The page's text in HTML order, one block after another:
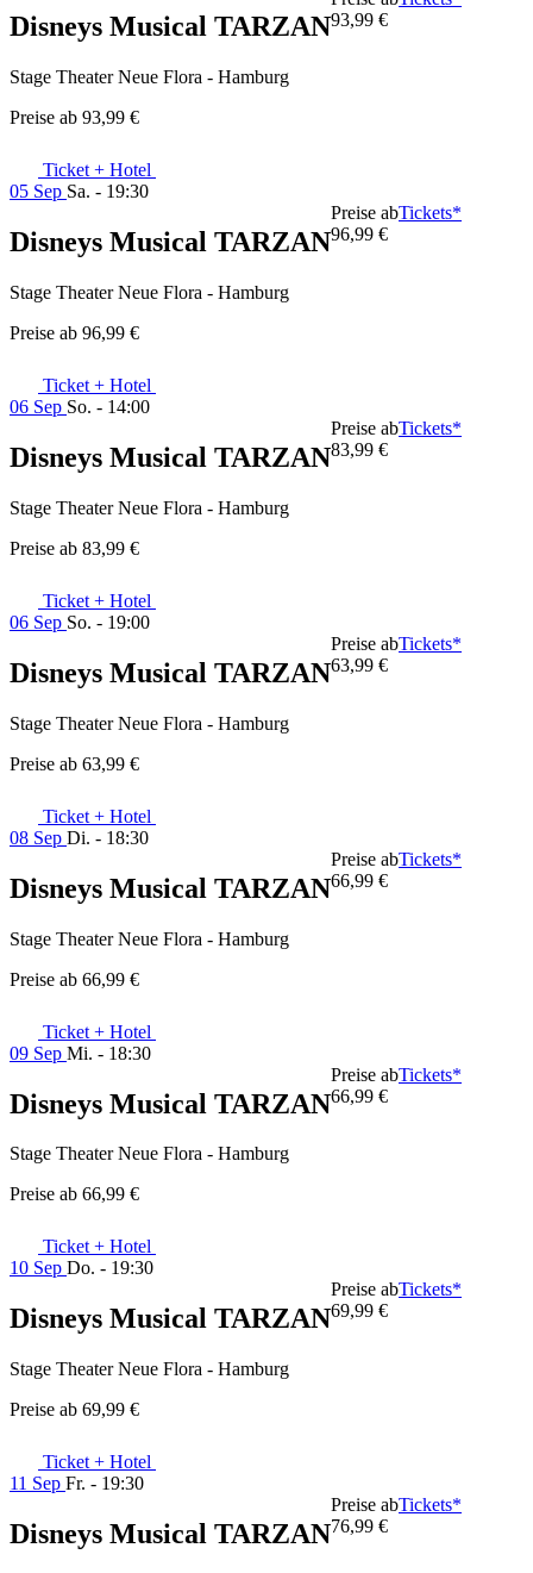
Disneys Musical TARZAN
Stage Theater Neue Flora - Hamburg
Preise ab 93,99 €
93,99 €
Ticket + Hotel
05 Sep Sa. - 19:30
Disneys Musical TARZAN
Stage Theater Neue Flora - Hamburg
Preise ab 96,99 €
Preise ab
96,99 €
Tickets*
Ticket + Hotel
06 Sep So. - 14:00
Disneys Musical TARZAN
Stage Theater Neue Flora - Hamburg
Preise ab 83,99 €
Preise ab
83,99 €
Tickets*
Ticket + Hotel
06 Sep So. - 19:00
Disneys Musical TARZAN
Stage Theater Neue Flora - Hamburg
Preise ab 63,99 €
Preise ab
63,99 €
Tickets*
Ticket + Hotel
08 Sep Di. - 18:30
Disneys Musical TARZAN
Stage Theater Neue Flora - Hamburg
Preise ab 66,99 €
Preise ab
66,99 €
Tickets*
Ticket + Hotel
09 Sep Mi. - 18:30
Disneys Musical TARZAN
Stage Theater Neue Flora - Hamburg
Preise ab 66,99 €
Preise ab
66,99 €
Tickets*
Ticket + Hotel
10 Sep Do. - 19:30
Disneys Musical TARZAN
Stage Theater Neue Flora - Hamburg
Preise ab 69,99 €
Preise ab
69,99 €
Tickets*
Ticket + Hotel
11 Sep Fr. - 19:30
Disneys Musical TARZAN
Preise ab
76,99 €
Tickets*